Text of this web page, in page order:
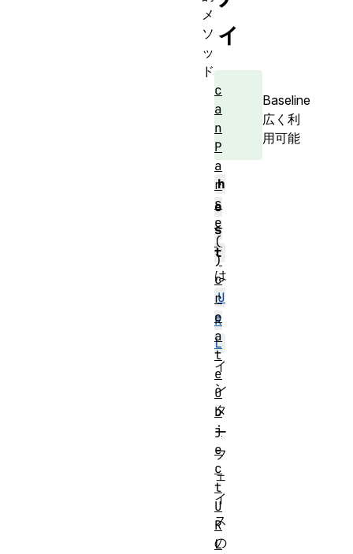
ィ
Baseline
広く利
用可能
h
o
s
t
は
U
R
L
イ
ン
タ
ー
フ
ェ
イ
ス
の
メ
ソ
ッ
ド
c
a
n
P
a
r
s
e
(
)
c
r
e
a
t
e
O
b
j
e
c
t
U
R
L